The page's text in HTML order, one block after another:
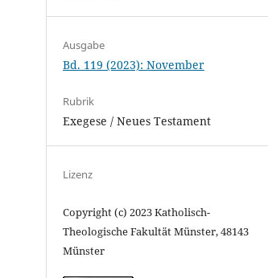
Ausgabe
Bd. 119 (2023): November
Rubrik
Exegese / Neues Testament
Lizenz
Copyright (c) 2023 Katholisch-
Theologische Fakultät Münster, 48143
Münster